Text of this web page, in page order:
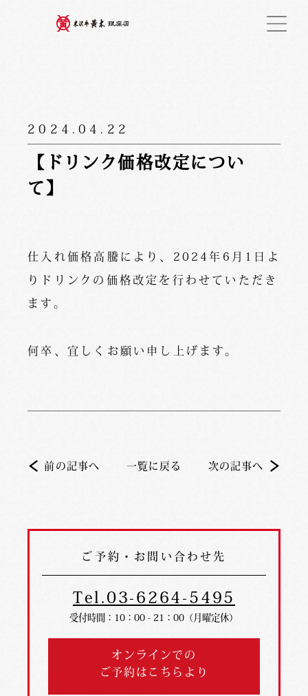
2024.04.22
【ドリンク価格改定につい
て】
仕入れ価格高騰により、2024年6月1日よ
りドリンクの価格改定を行わせていただき
ます。
何卒、宜しくお願い申し上げます。
前の記事へ 一覧に戻る 次の記事へ
ご予約・お問い合わせ先
Tel.03-6264-5495
受付時間：10：00 - 21：00（月曜定休）
オンラインでの
ご予約はこちらより